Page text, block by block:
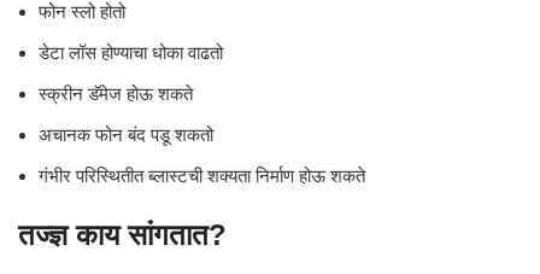
फोन स्लो होतो
डेटा लॉस होण्याचा धोका वाढतो
स्क्रीन डॅमेज होऊ शकते
अचानक फोन बंद पडू शकतो
गंभीर परिस्थितीत ब्लास्टची शक्यता निर्माण होऊ शकते
तज्ज्ञ काय सांगतात?